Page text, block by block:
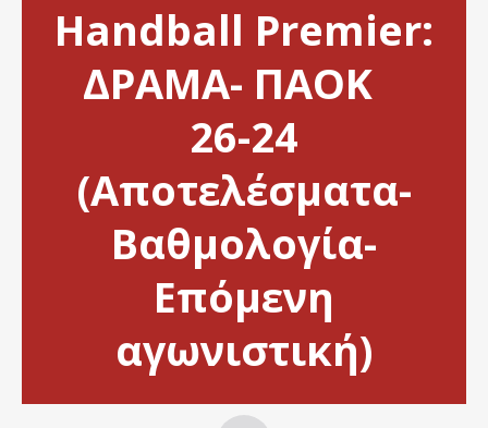
Handball Premier:
ΔΡΑΜΑ- ΠΑΟΚ
26-24
(Αποτελέσματα-
Βαθμολογία-
Επόμενη
αγωνιστική)